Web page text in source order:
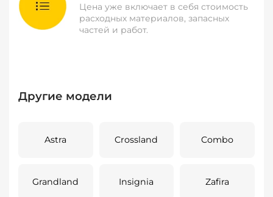
Цена уже включает в себя стоимость
расходных материалов, запасных
частей и работ.
Другие модели
Astra Crossland Combo
Grandland Insignia Zafira